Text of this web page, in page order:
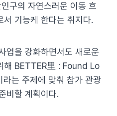
구의 자연스러운 이동 흐
기능케 한다는 취지다.
업을 강화하면서도 새로운
해 BETTER里 : Found Lo
는 주제에 맞춰 참가 관광
비할 계획이다.